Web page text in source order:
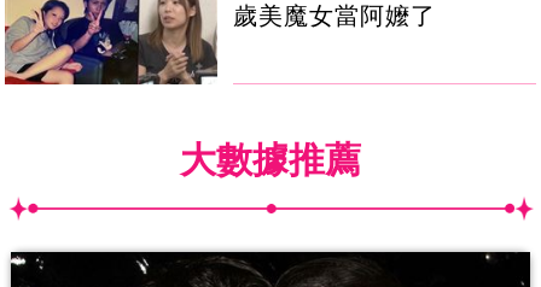
歲美魔女當阿嬤了
大數據推薦